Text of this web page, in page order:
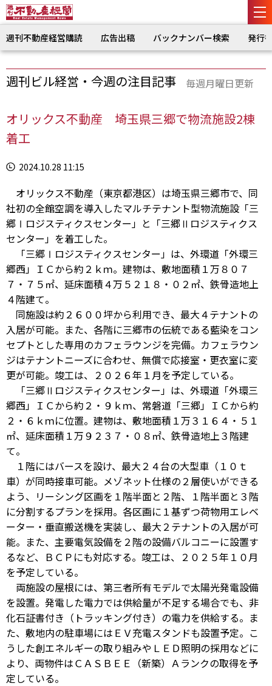
週刊不動産経営購読 広告出稿 バックナンバー検索 発行
週刊ビル経営・今週の注目記事 毎週月曜日更新
オリックス不動産 埼玉県三郷で物流施設2棟
着工
2024.10.28 11:15
オリックス不動産（東京都港区）は埼玉県三郷市で、同
社初の全館空調を導入したマルチテナント型物流施設「三
郷Ⅰロジスティクスセンター」と「三郷Ⅱロジスティクス
センター」を着工した。
「三郷Ⅰロジスティクスセンター」は、外環道「外環三
郷西」ＩＣから約２ｋｍ。建物は、敷地面積１万８０７
７・７５㎡、延床面積４万５２１８・０２㎡、鉄骨造地上
４階建て。
同施設は約２６００坪から利用でき、最大４テナントの
入居が可能。また、各階に三郷市の伝統である藍染をコン
セプトとした専用のカフェラウンジを完備。カフェラウン
ジはテナントニーズに合わせ、無償で応接室・更衣室に変
更が可能。竣工は、２０２６年１月を予定している。
「三郷Ⅱロジスティクスセンター」は、外環道「外環三
郷西」ＩＣから約２・９ｋｍ、常磐道「三郷」ＩＣから約
２・６ｋｍに位置。建物は、敷地面積１万３１６４・５１
㎡、延床面積１万９２３７・０８㎡、鉄骨造地上３階建
て。
１階にはバースを設け、最大２４台の大型車（１０ｔ
車）が同時接車可能。メゾネット仕様の２層使いができる
よう、リーシング区画を１階半面と２階、１階半面と３階
に分割するプランを採用。各区画に１基ずつ荷物用エレベ
ーター・垂直搬送機を実装し、最大２テナントの入居が可
能。また、主要電気設備を２階の設備バルコニーに設置す
るなど、ＢＣＰにも対応する。竣工は、２０２５年１０月
を予定している。
両施設の屋根には、第三者所有モデルで太陽光発電設備
を設置。発電した電力では供給量が不足する場合でも、非
化石証書付き（トラッキング付き）の電力を供給する。ま
た、敷地内の駐車場にはＥＶ充電スタンドも設置予定。こ
うした創エネルギーの取り組みやＬＥＤ照明の採用などに
より、両物件はＣＡＳＢＥＥ（新築）Ａランクの取得を予
定している。